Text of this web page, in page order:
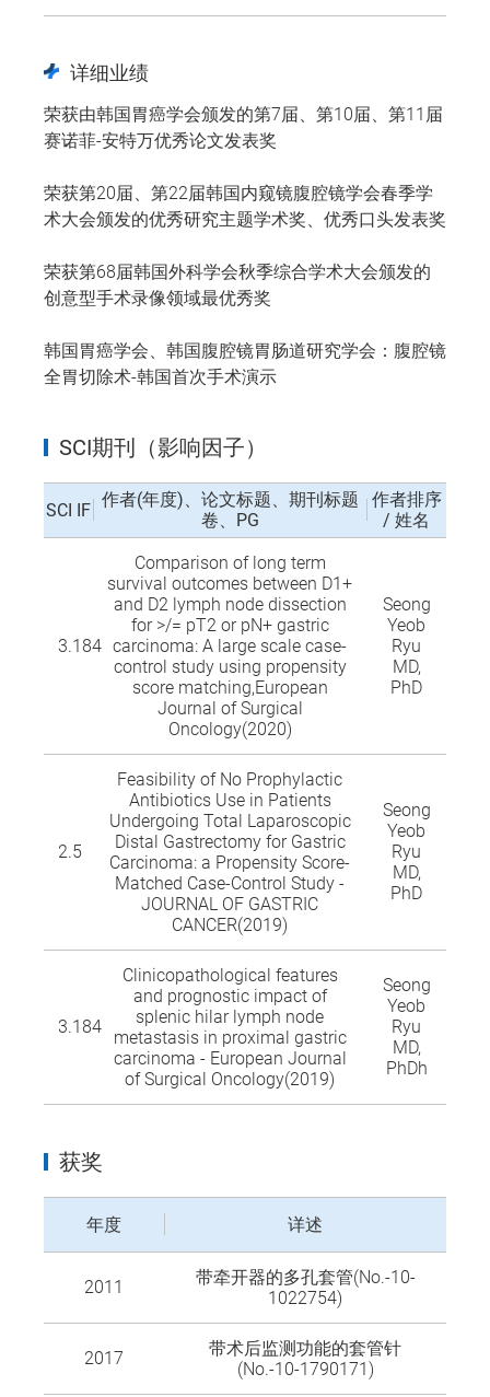
详细业绩
荣获由韩国胃癌学会颁发的第7届、第10届、第11届
赛诺菲-安特万优秀论文发表奖
荣获第20届、第22届韩国内窥镜腹腔镜学会春季学
术大会颁发的优秀研究主题学术奖、优秀口头发表奖
荣获第68届韩国外科学会秋季综合学术大会颁发的
创意型手术录像领域最优秀奖
韩国胃癌学会、韩国腹腔镜胃肠道研究学会：腹腔镜
全胃切除术-韩国首次手术演示
SCI期刊（影响因子）
SCI IF
作者(年度)、论文标题、期刊标题
卷、PG
作者排序
/ 姓名
3.184
Comparison of long term
survival outcomes between D1+
and D2 lymph node dissection
for >/= pT2 or pN+ gastric
carcinoma: A large scale case-
control study using propensity
score matching,European
Journal of Surgical
Oncology(2020)
Seong
Yeob
Ryu
MD,
PhD
2.5
Feasibility of No Prophylactic
Antibiotics Use in Patients
Undergoing Total Laparoscopic
Distal Gastrectomy for Gastric
Carcinoma: a Propensity Score-
Matched Case-Control Study -
JOURNAL OF GASTRIC
CANCER(2019)
Seong
Yeob
Ryu
MD,
PhD
3.184
Clinicopathological features
and prognostic impact of
splenic hilar lymph node
metastasis in proximal gastric
carcinoma - European Journal
of Surgical Oncology(2019)
Seong
Yeob
Ryu
MD,
PhDh
获奖
年度 详述
2011
带牵开器的多孔套管(No.-10-
1022754)
2017
带术后监测功能的套管针
(No.-10-1790171)